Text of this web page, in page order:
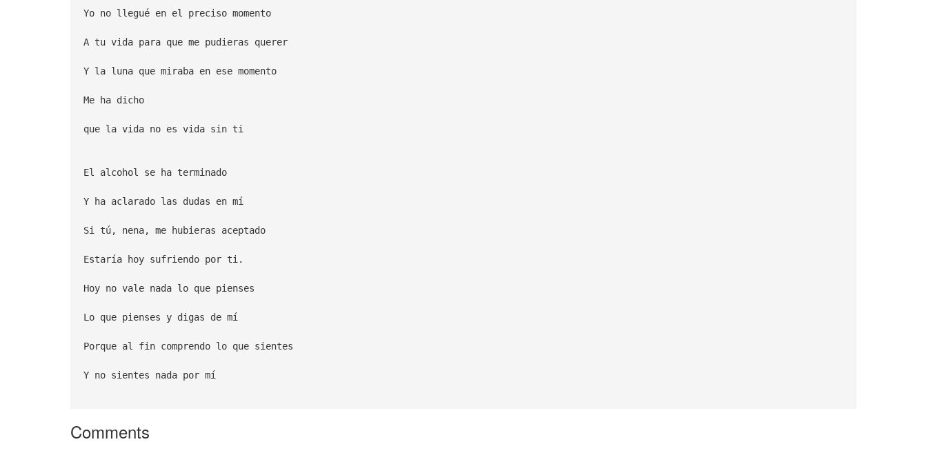
Yo no llegué en el preciso momento
A tu vida para que me pudieras querer
Y la luna que miraba en ese momento
Me ha dicho
que la vida no es vida sin ti
El alcohol se ha terminado
Y ha aclarado las dudas en mí
Si tú, nena, me hubieras aceptado
Estaría hoy sufriendo por ti.
Hoy no vale nada lo que pienses
Lo que pienses y digas de mí
Porque al fin comprendo lo que sientes
Y no sientes nada por mí
Comments